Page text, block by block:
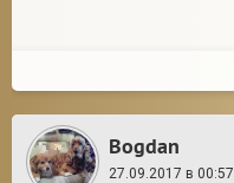
Bogdan
27.09.2017 в 00:57